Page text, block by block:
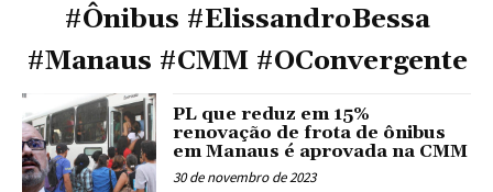
#Ônibus #ElissandroBessa
#Manaus #CMM #OConvergente
PL que reduz em 15%
renovação de frota de ônibus
em Manaus é aprovada na CMM
30 de novembro de 2023